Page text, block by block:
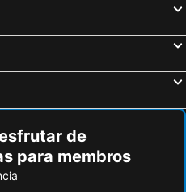
de
para membros